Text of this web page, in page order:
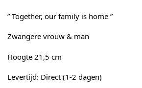
” Together, our family is home ”
Zwangere vrouw & man
Hoogte 21,5 cm
Levertijd: Direct (1-2 dagen)